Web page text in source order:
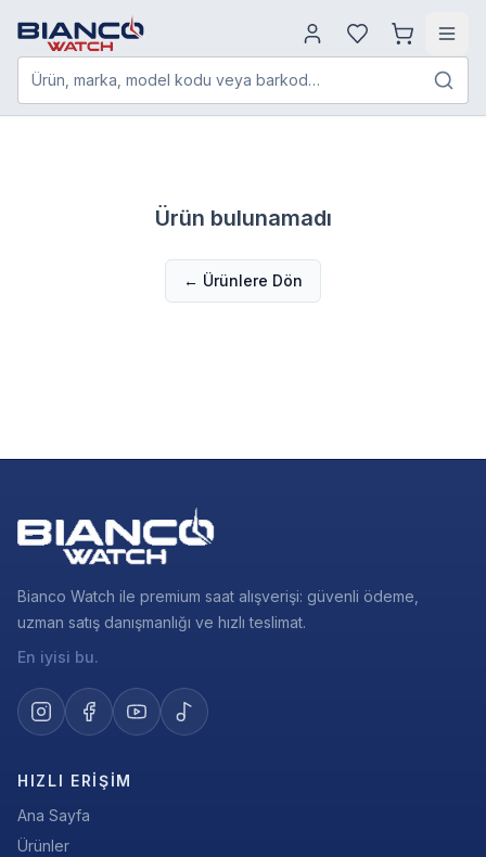
Ürün, marka, model kodu veya barkod…
Ürün bulunamadı
← Ürünlere Dön
Bianco Watch ile premium saat alışverişi: güvenli ödeme,
uzman satış danışmanlığı ve hızlı teslimat.
En iyisi bu.
HIZLI ERIŞIM
Ana Sayfa
Ürünler